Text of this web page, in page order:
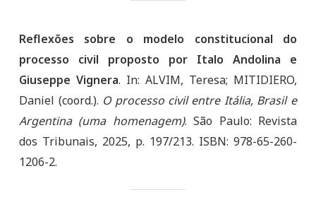
Reflexões sobre o modelo constitucional do
processo civil proposto por Italo Andolina e
Giuseppe Vignera. In: ALVIM, Teresa; MITIDIERO,
Daniel (coord.). O processo civil entre Itália, Brasil e
Argentina (uma homenagem). São Paulo: Revista
dos Tribunais, 2025, p. 197/213. ISBN: 978-65-260-
1206-2.